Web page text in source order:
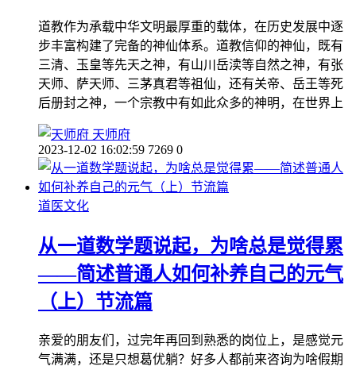
道教作为承载中华文明最厚重的载体，在历史发展中逐
步丰富构建了完备的神仙体系。道教信仰的神仙，既有
三清、玉皇等先天之神，有山川岳渎等自然之神，有张
天师、萨天师、三茅真君等祖仙，还有关帝、岳王等死
后册封之神，一个宗教中有如此众多的神明，在世界上
天师府
2023-12-02 16:02:59 7269 0
道医文化
从一道数学题说起，为啥总是觉得累
——简述普通人如何补养自己的元气
（上）节流篇
亲爱的朋友们，过完年再回到熟悉的岗位上，是感觉元
气满满，还是只想葛优躺？好多人都前来咨询为啥假期